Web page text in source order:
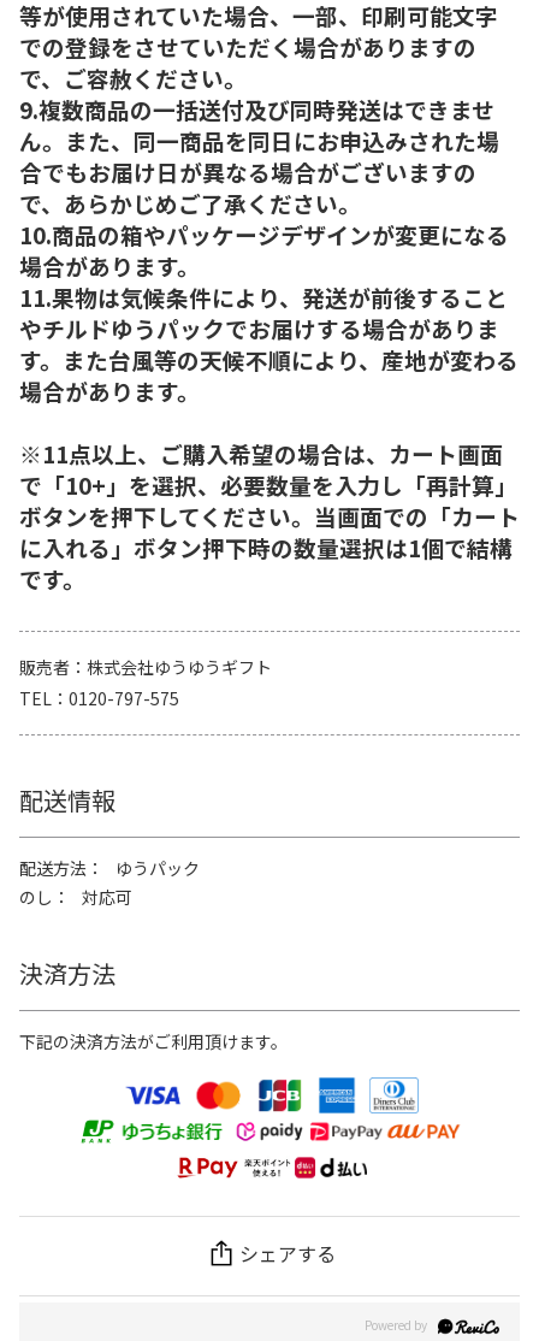
等が使用されていた場合、一部、印刷可能文字
での登録をさせていただく場合がありますの
で、ご容赦ください。
9.複数商品の一括送付及び同時発送はできませ
ん。また、同一商品を同日にお申込みされた場
合でもお届け日が異なる場合がございますの
で、あらかじめご了承ください。
10.商品の箱やパッケージデザインが変更になる
場合があります。
11.果物は気候条件により、発送が前後すること
やチルドゆうパックでお届けする場合がありま
す。また台風等の天候不順により、産地が変わる
場合があります。
※11点以上、ご購入希望の場合は、カート画面
で「10+」を選択、必要数量を入力し「再計算」
ボタンを押下してください。当画面での「カート
に入れる」ボタン押下時の数量選択は1個で結構
です。
販売者
株式会社ゆうゆうギフト
TEL
0120-797-575
配送情報
配送方法
ゆうパック
のし
対応可
決済方法
下記の決済方法がご利用頂けます。
シェアする